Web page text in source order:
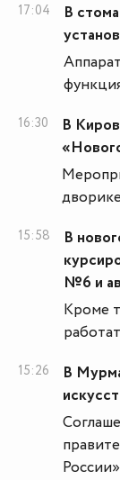
17:04
В
16:30
В
15:58
В
№6 и
Кроме
15:26
В